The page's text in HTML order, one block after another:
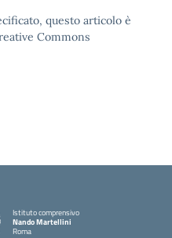
questo articolo è
Commons
Istituto comprensivo
Nando Martellini
Roma